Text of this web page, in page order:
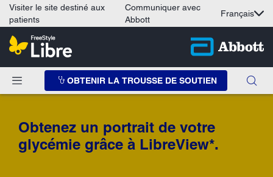
Visiter le site destiné aux
patients
Communiquer avec
Abbott
Français
OBTENIR LA TROUSSE DE SOUTIEN
Obtenez un portrait de votre
glycémie grâce à LibreView*.